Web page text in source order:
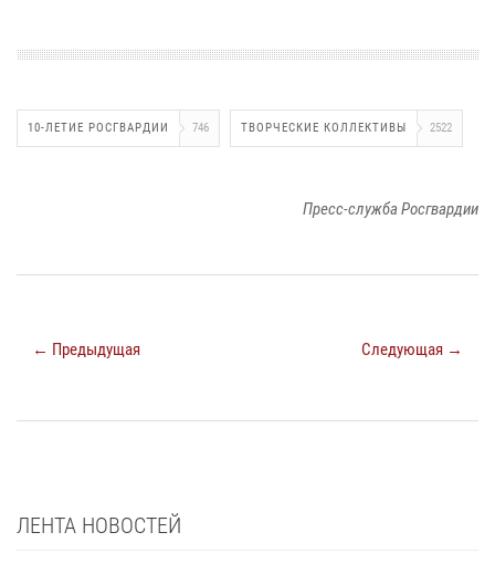
10-ЛЕТИЕ РОСГВАРДИИ 746 ТВОРЧЕСКИЕ КОЛЛЕКТИВЫ 2522
Пресс-служба Росгвардии
← Предыдущая Следующая →
ЛЕНТА НОВОСТЕЙ